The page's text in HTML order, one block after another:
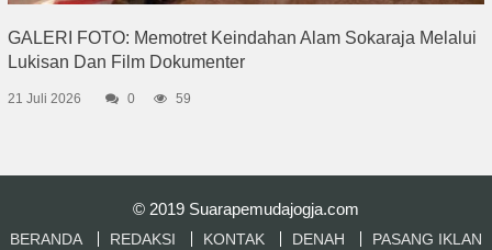
GALERI FOTO: Memotret Keindahan Alam Sokaraja Melalui
Lukisan Dan Film Dokumenter
21 Juli 2026 0 59
© 2019 Suarapemudajogja.com
BERANDA REDAKSI KONTAK DENAH PASANG IKLAN